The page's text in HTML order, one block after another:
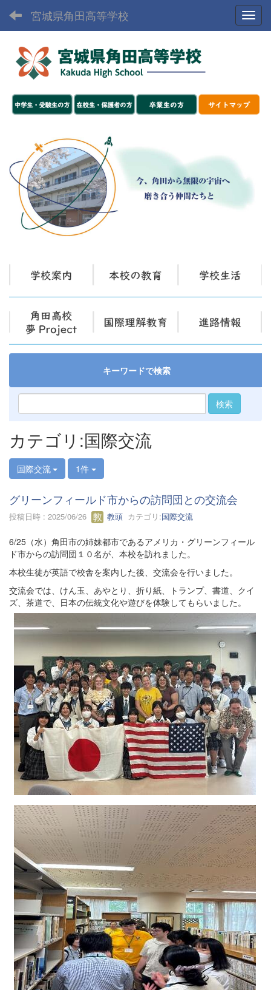
宮城県角田高等学校
キーワードで検索
検索
カテゴリ:国際交流
国際交流 1件
グリーンフィールド市からの訪問団との交流会
投稿日時 : 2025/06/26 教頭 カテゴリ:国際交流
6/25（水）角田市の姉妹都市であるアメリカ・グリーンフィール
ド市からの訪問団１０名が、本校を訪れました。
本校生徒が英語で校舎を案内した後、交流会を行いました。
交流会では、けん玉、あやとり、折り紙、トランプ、書道、クイ
ズ、茶道で、日本の伝統文化や遊びを体験してもらいました。